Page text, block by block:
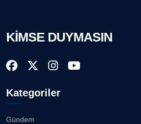
KİMSE DUYMASIN
Kategoriler
Gündem